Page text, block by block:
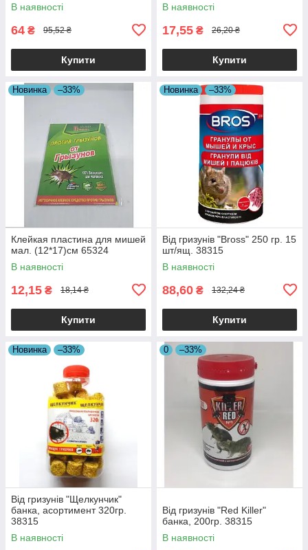
В наявності
64 ₴ 95,52 ₴
Купити
В наявності
17,55 ₴ 26,20 ₴
Купити
Новинка –33%
Клейкая пластина для мишей
мал. (12*17)см 65324
В наявності
12,15 ₴ 18,14 ₴
Купити
Новинка –33%
Від гризунів "Bross" 250 гр. 15
шт/ящ. 38315
В наявності
88,60 ₴ 132,24 ₴
Купити
Новинка –33%
Від гризунів "Щелкунчик"
банка, асортимент 320гр.
38315
В наявності
0 –33%
Від гризунів "Red Killer"
банка, 200гр. 38315
В наявності